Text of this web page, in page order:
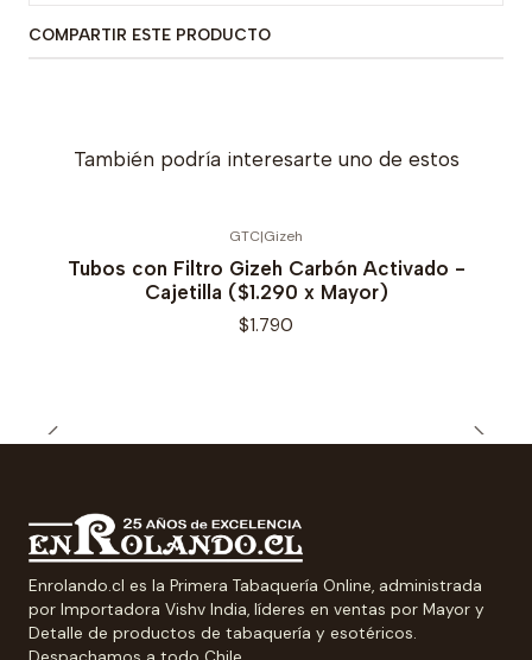
COMPARTIR ESTE PRODUCTO
También podría interesarte uno de estos
GTC|Gizeh
Tubos con Filtro Gizeh Carbón Activado -
Cajetilla ($1.290 x Mayor)
$1.790
Enrolando.cl es la Primera Tabaquería Online, administrada
por Importadora Vishv India, líderes en ventas por Mayor y
Detalle de productos de tabaquería y esotéricos.